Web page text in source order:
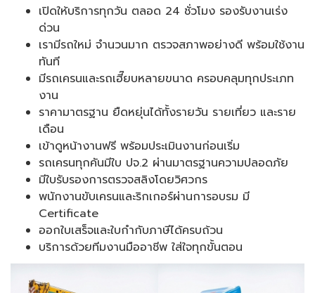
เปิดให้บริการทุกวัน ตลอด 24 ชั่วโมง รองรับงานเร่ง
ด่วน
เรามีรถใหม่ จำนวนมาก ตรวจสภาพอย่างดี พร้อมใช้งาน
ทันที
มีรถเครนและรถเฮี๊ยบหลายขนาด ครอบคลุมทุกประเภท
งาน
ราคามาตรฐาน ยืดหยุ่นได้ทั้งรายวัน รายเที่ยว และราย
เดือน
เข้าดูหน้างานฟรี พร้อมประเมินงานก่อนเริ่ม
รถเครนทุกคันมีใบ ปจ.2 ผ่านมาตรฐานความปลอดภัย
มีใบรับรองการตรวจสลิงโดยวิศวกร
พนักงานขับเครนและริกเกอร์ผ่านการอบรม มี
Certificate
ออกใบเสร็จและใบกำกับภาษีได้ครบถ้วน
บริการด้วยทีมงานมืออาชีพ ใส่ใจทุกขั้นตอน